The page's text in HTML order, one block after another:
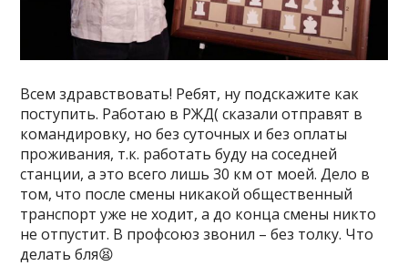
Всем здравствовать! Ребят, ну подскажите как
поступить. Работаю в РЖД( сказали отправят в
командировку, но без суточных и без оплаты
проживания, т.к. работать буду на соседней
станции, а это всего лишь 30 км от моей. Дело в
том, что после смены никакой общественный
транспорт уже не ходит, а до конца смены никто
не отпустит. В профсоюз звонил – без толку. Что
делать бля😫